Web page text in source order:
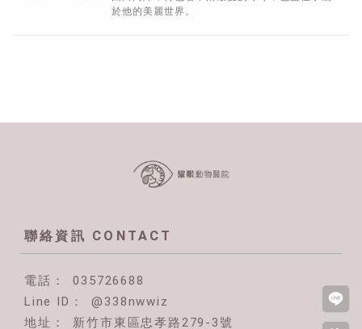
於他的美麗世界。
@338nwwiz
035726688
新竹市東區忠孝路279-3號